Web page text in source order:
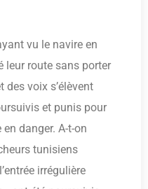
vu le navire en
leur route sans porter
des voix s’élèvent
et punis pour
danger. A-t-on
tunisiens
irrégulière